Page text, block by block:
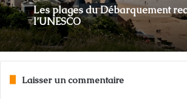
Les plages du Débarquement
l’UNESCO
Laisser un commentaire